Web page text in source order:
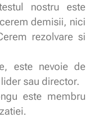
nostru este
demisii, nici
rezolvare si
este nevoie de
sau director.
este membru